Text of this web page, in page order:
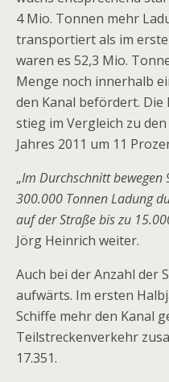
4 Mio. Tonnen mehr
transportiert als im
waren es 52,3 Mio.
Menge noch innerhalb
den Kanal befördert.
stieg im Vergleich zu
Jahres 2011 um 11
„Im Durchschnitt bewegen
300.000 Tonnen Ladung
auf der Straße bis zu
Jörg Heinrich weiter.
Auch bei der Anzahl der
aufwärts. Im ersten
Schiffe mehr den Kanal
Teilstreckenverkehr
17.351.